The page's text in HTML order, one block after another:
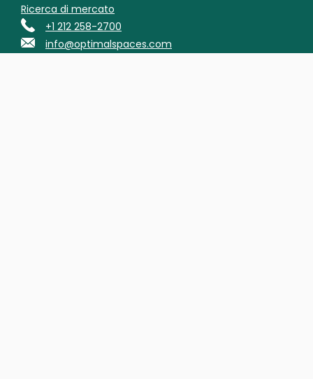
Ricerca di mercato
+1 212 258-2700
info@optimalspaces.com